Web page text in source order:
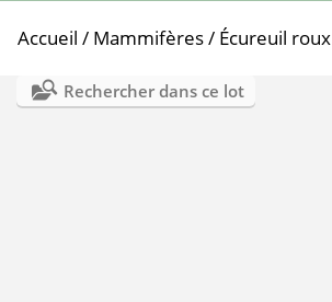
Accueil / Mammifères/ Écureuil roux
Rechercher dans ce lot